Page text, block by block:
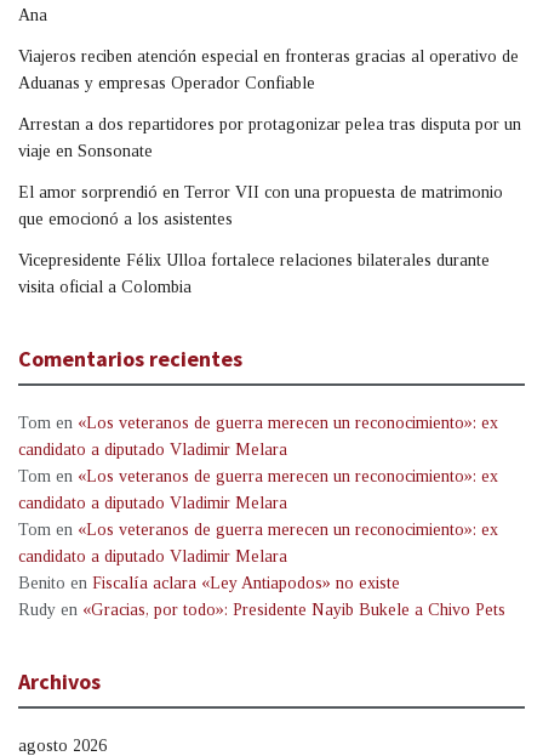
Ana
Viajeros reciben atención especial en fronteras gracias al operativo de
Aduanas y empresas Operador Confiable
Arrestan a dos repartidores por protagonizar pelea tras disputa por un
viaje en Sonsonate
El amor sorprendió en Terror VII con una propuesta de matrimonio
que emocionó a los asistentes
Vicepresidente Félix Ulloa fortalece relaciones bilaterales durante
visita oficial a Colombia
Comentarios recientes
Tom en «Los veteranos de guerra merecen un reconocimiento»: ex
candidato a diputado Vladimir Melara
Tom en «Los veteranos de guerra merecen un reconocimiento»: ex
candidato a diputado Vladimir Melara
Tom en «Los veteranos de guerra merecen un reconocimiento»: ex
candidato a diputado Vladimir Melara
Benito en Fiscalía aclara «Ley Antiapodos» no existe
Rudy en «Gracias, por todo»: Presidente Nayib Bukele a Chivo Pets
Archivos
agosto 2026